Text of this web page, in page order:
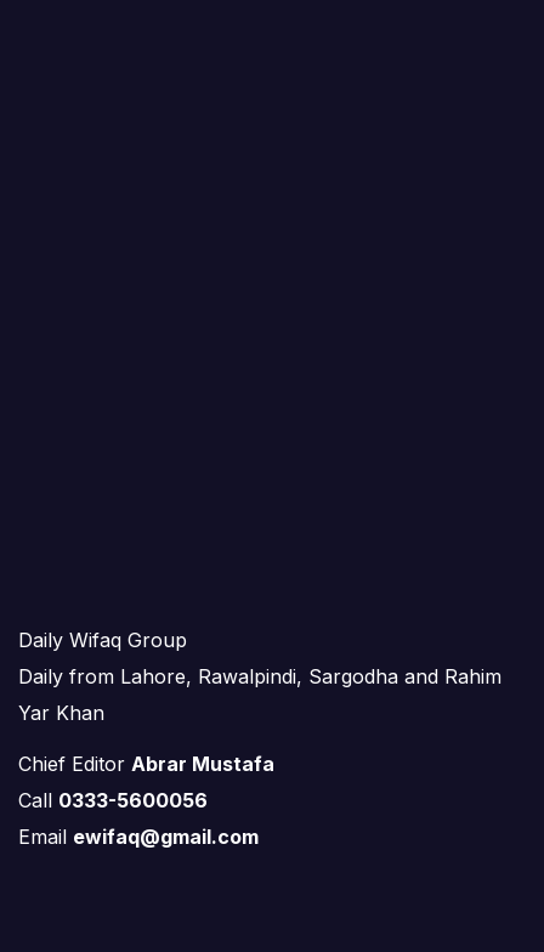
Daily Wifaq Group
Daily from Lahore, Rawalpindi, Sargodha and Rahim
Yar Khan
Chief Editor Abrar Mustafa
Call 0333-5600056
Email ewifaq@gmail.com